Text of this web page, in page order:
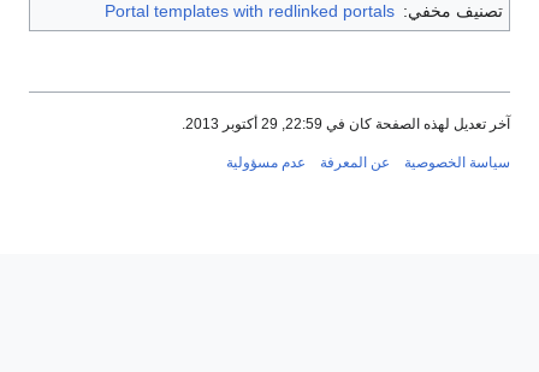
تصنيف مخفي: Portal templates with redlinked portals
آخر تعديل لهذه الصفحة كان في 22:59, 29 أكتوبر 2013.
سياسة الخصوصية عن المعرفة عدم مسؤولية